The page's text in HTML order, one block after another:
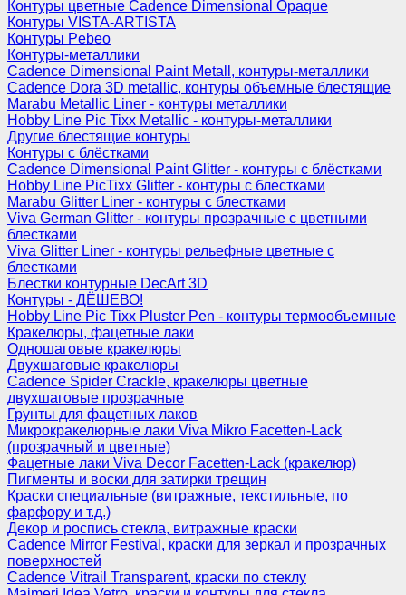
Контуры цветные Cadence Dimensional Opaque
Контуры VISTA-ARTISTA
Контуры Pebeo
Контуры-металлики
Cadence Dimensional Paint Metall, контуры-металлики
Cadence Dora 3D metallic, контуры объемные блестящие
Marabu Metallic Liner - контуры металлики
Hobby Line Pic Tixx Metallic - контуры-металлики
Другие блестящие контуры
Контуры с блёстками
Cadence Dimensional Paint Glitter - контуры с блёстками
Hobby Line PicTixx Glitter - контуры с блестками
Marabu Glitter Liner - контуры с блестками
Viva German Glitter - контуры прозрачные с цветными
блестками
Viva Glitter Liner - контуры рельефные цветные с
блестками
Блестки контурные DecArt 3D
Контуры - ДЁШЕВО!
Hobby Line Pic Tixx Pluster Pen - контуры термообъемные
Кракелюры, фацетные лаки
Одношаговые кракелюры
Двухшаговые кракелюры
Cadence Spider Crackle, кракелюры цветные
двухшаговые прозрачные
Грунты для фацетных лаков
Микрокракелюрные лаки Viva Mikro Facetten-Lack
(прозрачный и цветные)
Фацетные лаки Viva Decor Facetten-Lack (кракелюр)
Пигменты и воски для затирки трещин
Краски специальные (витражные, текстильные, по
фарфору и т.д.)
Декор и роспись стекла, витражные краски
Cadence Mirror Festival, краски для зеркал и прозрачных
поверхностей
Cadence Vitrail Transparent, краски по стеклу